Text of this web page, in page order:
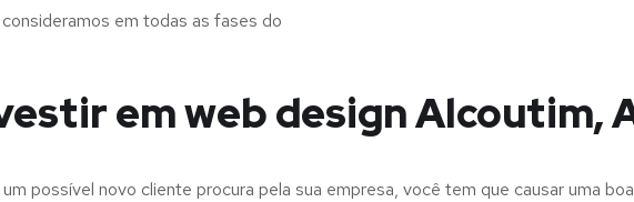
em todas as fases do
em web design Alcoutim,
possível novo cliente procura pela sua empresa, você tem que causar uma